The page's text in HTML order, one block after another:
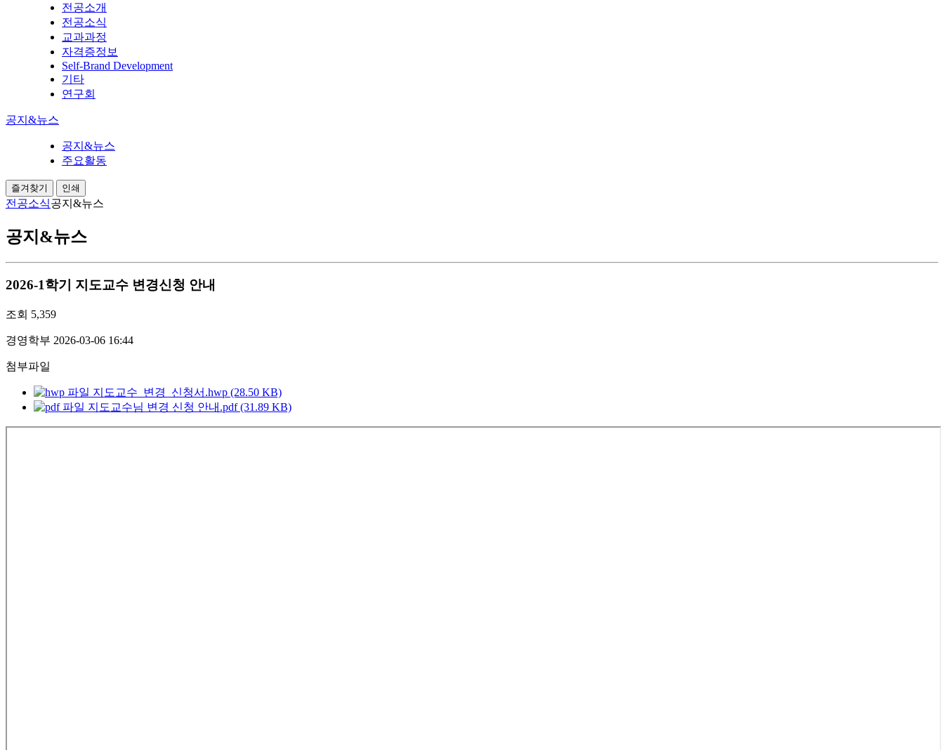
전공소개
전공소식
교과과정
자격증정보
Self-Brand Development
기타
연구회
공지&뉴스
공지&뉴스
주요활동
즐겨찾기 인쇄
전공소식공지&뉴스
공지&뉴스
2026-1학기 지도교수 변경신청 안내
조회 5,359
경영학부 2026-03-06 16:44
첨부파일
지도교수_변경_신청서.hwp (28.50 KB)
지도교수님 변경 신청 안내.pdf (31.89 KB)